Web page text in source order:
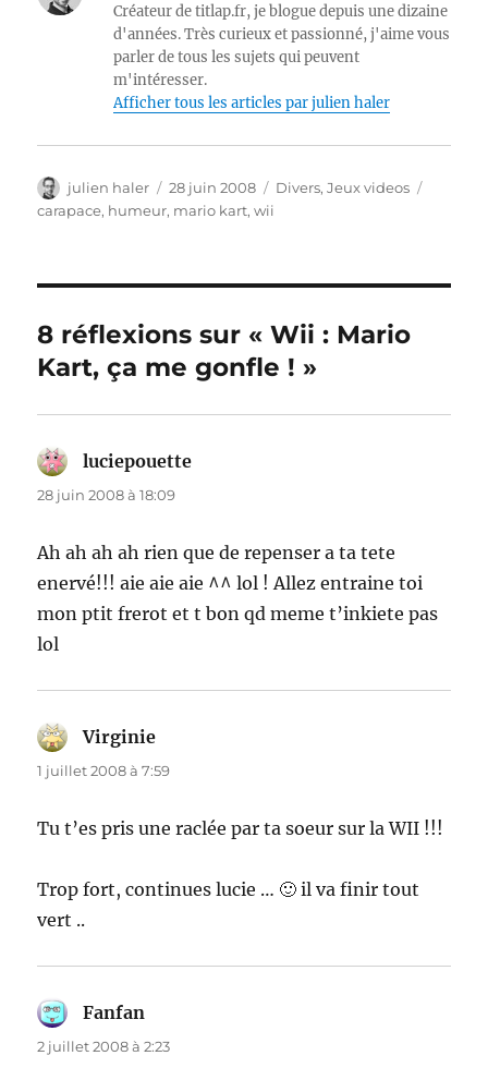
Créateur de titlap.fr, je blogue depuis une dizaine
d'années. Très curieux et passionné, j'aime vous
parler de tous les sujets qui peuvent
m'intéresser.
Afficher tous les articles par julien haler
Auteur
julien haler
Publié
le
28 juin 2008 Catégories
Divers,Jeux videos
carapace, humeur, mario kart,wii
8 réflexions sur « Wii : Mario
Kart, ça me gonfle ! »
luciepouette
28 juin 2008 à 18:09
Ah ah ah ah rien que de repenser a ta tete
enervé!!! aie aie aie ^^ lol ! Allez entraine toi
mon ptit frerot et t bon qd meme t’inkiete pas
lol
Virginie
1 juillet 2008 à 7:59
Tu t’es pris une raclée par ta soeur sur la WII !!!
Trop fort, continues lucie … 🙂 il va finir tout
vert ..
Fanfan
2 juillet 2008 à 2:23